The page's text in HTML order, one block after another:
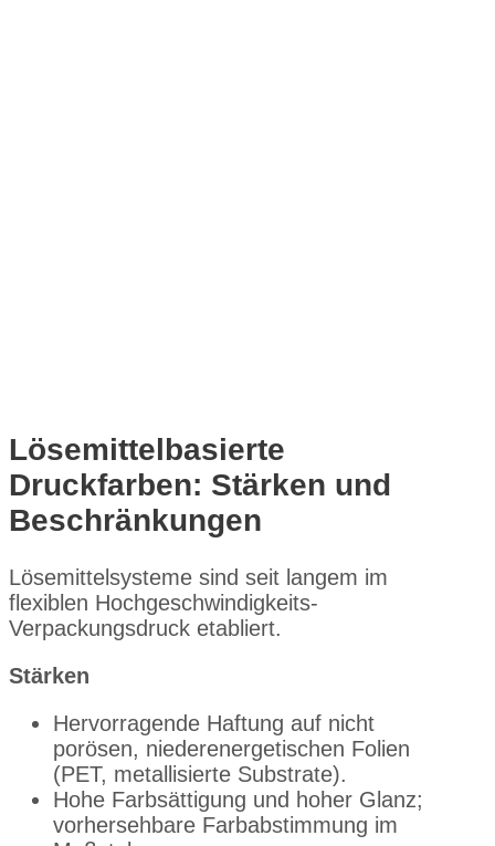
Lösemittelbasierte
Druckfarben: Stärken und
Beschränkungen
Lösemittelsysteme sind seit langem im
flexiblen Hochgeschwindigkeits-
Verpackungsdruck etabliert.
Stärken
Hervorragende Haftung auf nicht
porösen, niederenergetischen Folien
(PET, metallisierte Substrate).
Hohe Farbsättigung und hoher Glanz;
vorhersehbare Farbabstimmung im